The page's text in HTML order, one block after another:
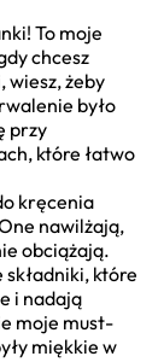
To moje
chcesz
wiesz, żeby
było
przy
które łatwo
kręcenia
nawilżają,
obciążają.
które
i nadają
moje must-
miękkie w